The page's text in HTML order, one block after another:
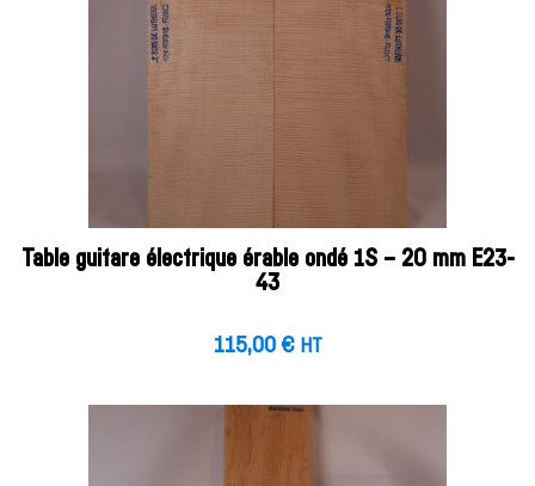
Table guitare électrique érable ondé 1S – 20 mm E23-
43
115,00 € HT